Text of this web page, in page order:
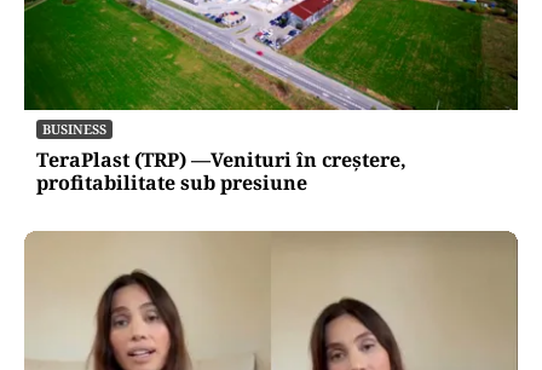
BUSINESS
TeraPlast (TRP) —Venituri în creștere,
profitabilitate sub presiune